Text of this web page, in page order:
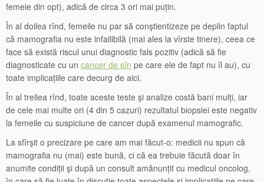
femeie din opt), adică de circa 3 ori mai puțin.
În al doilea rînd, femeile nu par să conştientizeze pe deplin faptul
că mamografia nu este infailibilă (mai ales la vîrste tinere), ceea ce
face să există riscul unui diagnostic fals pozitiv (adică să fie
diagnosticate cu un cancer de sîn pe care ele de fapt nu îl au), cu
toate implicațiile care decurg de aici.
În al treilea rînd, toate aceste teste şi analize costă bani mulți, iar
de cele mai multe ori (4 din 5 cazuri) rezultatul biopsiei este negativ
la femeile cu suspiciune de cancer după examenul mamografic.
La sfîrşit o precizare pe care am mai făcut-o: medicii nu spun că
mamografia nu (mai) este bună, ci că ea trebuie făcută doar în
anumite condiții şi după un consult amănunțit cu medicul oncolog,